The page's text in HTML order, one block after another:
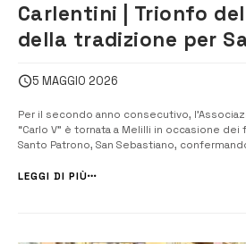
Carlentini | Trionfo
della tradizione per
l’Associazione
“Carlo V”
5 MAGGIO 2026
Per il secondo anno consecutivo,
“Carlo V” è tornata a Melilli in occasione
Santo Patrono, San Sebastiano,
musicisti, la banda ha guidato le
LEGGI DI PIÙ